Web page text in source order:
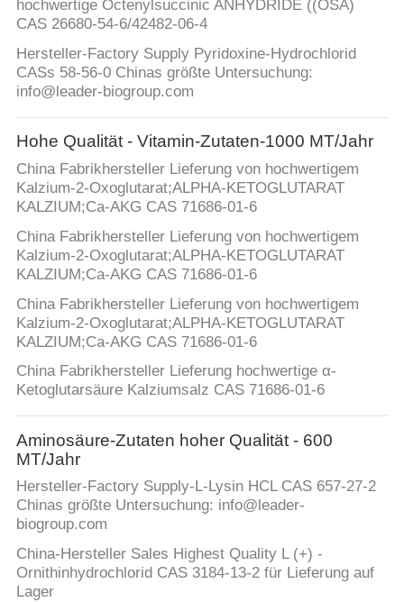
hochwertige Octenylsuccinic ANHYDRIDE ((OSA)
CAS 26680-54-6/42482-06-4
Hersteller-Factory Supply Pyridoxine-Hydrochlorid
CASs 58-56-0 Chinas größte Untersuchung:
info@leader-biogroup.com
Hohe Qualität - Vitamin-Zutaten-1000 MT/Jahr
China Fabrikhersteller Lieferung von hochwertigem
Kalzium-2-Oxoglutarat;ALPHA-KETOGLUTARAT
KALZIUM;Ca-AKG CAS 71686-01-6
China Fabrikhersteller Lieferung von hochwertigem
Kalzium-2-Oxoglutarat;ALPHA-KETOGLUTARAT
KALZIUM;Ca-AKG CAS 71686-01-6
China Fabrikhersteller Lieferung von hochwertigem
Kalzium-2-Oxoglutarat;ALPHA-KETOGLUTARAT
KALZIUM;Ca-AKG CAS 71686-01-6
China Fabrikhersteller Lieferung hochwertige α-
Ketoglutarsäure Kalziumsalz CAS 71686-01-6
Aminosäure-Zutaten hoher Qualität - 600
MT/Jahr
Hersteller-Factory Supply-L-Lysin HCL CAS 657-27-2
Chinas größte Untersuchung: info@leader-
biogroup.com
China-Hersteller Sales Highest Quality L (+) -
Ornithinhydrochlorid CAS 3184-13-2 für Lieferung auf
Lager